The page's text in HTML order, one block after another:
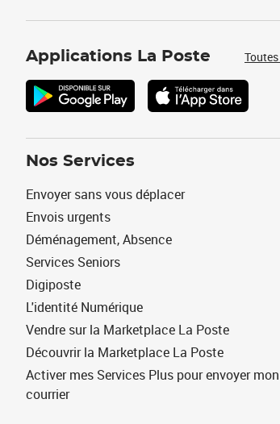
Applications La Poste
Nos Services
Envoyer sans vous déplacer
Envois urgents
Déménagement, Absence
Services Seniors
Digiposte
L'identité Numérique
Vendre sur la Marketplace La Poste
Découvrir la Marketplace La Poste
Activer mes Services Plus pour envoyer mon
courrier